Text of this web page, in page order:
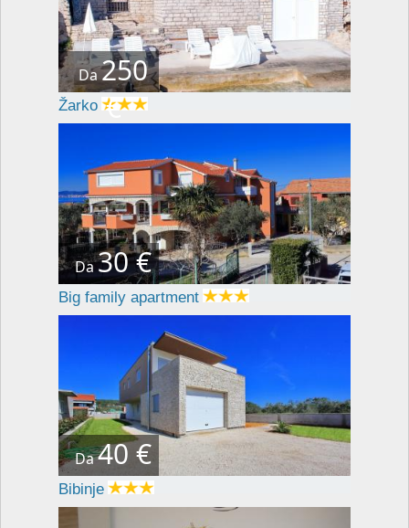
Da250
€
Žarko
Da30 €
Big family apartment
Da40 €
Bibinje